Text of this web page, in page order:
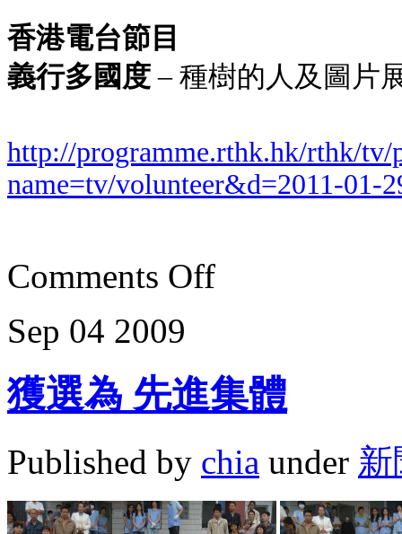
香港電台節目
義行多國度 – 種樹的人及圖片
http://programme.rthk.hk/rthk/tv/
name=tv/volunteer&d=2011-01-
Comments Off
Sep 04 2009
獲選為 先進集體
Published by chia under